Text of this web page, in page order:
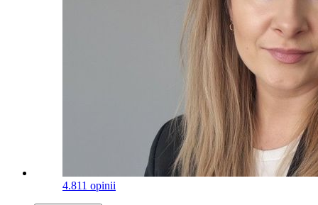
4.811 opinii